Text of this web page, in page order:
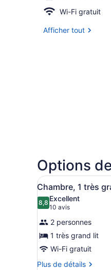
Wi-Fi gratuit
Afficher tout
Options
Afficher
toutes
les
photos
pour
ce
type
de
3
Chambre, 1 très
8,88,8 sur 10
Excellent
10 avis
(10 avis)
2 personnes
1 très grand lit
Wi-Fi gratuit
Plus de détails
Plus